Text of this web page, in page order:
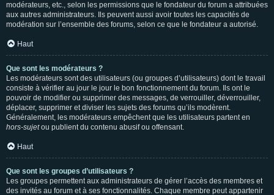
modérateurs, etc., selon les permissions que le fondateur du forum a attribuées
aux autres administrateurs. Ils peuvent aussi avoir toutes les capacités de
modération sur l’ensemble des forums, selon ce que le fondateur a autorisé.
Haut
Que sont les modérateurs ?
Les modérateurs sont des utilisateurs (ou groupes d’utilisateurs) dont le travail
consiste à vérifier au jour le jour le bon fonctionnement du forum. Ils ont le
pouvoir de modifier ou supprimer des messages, de verrouiller, déverrouiller,
déplacer, supprimer et diviser les sujets des forums qu’ils modèrent.
Généralement, les modérateurs empêchent que les utilisateurs partent en
hors-sujetou publient du contenu abusif ou offensant.
Haut
Que sont les groupes d’utilisateurs ?
Les groupes permettent aux administrateurs de gérer l’accès des membres et
des invités au forum et à ses fonctionnalités. Chaque membre peut appartenir